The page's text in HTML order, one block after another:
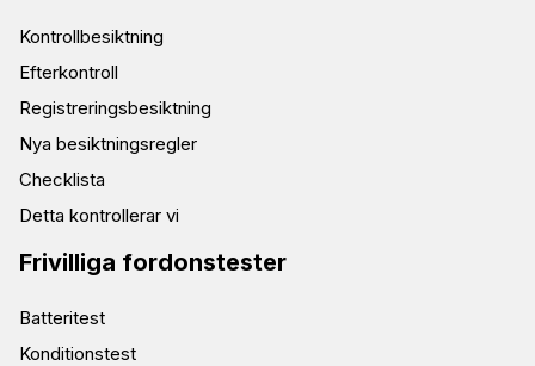
Kontrollbesiktning
Efterkontroll
Registreringsbesiktning
Nya besiktningsregler
Checklista
Detta kontrollerar vi
Frivilliga fordonstester
Batteritest
Konditionstest